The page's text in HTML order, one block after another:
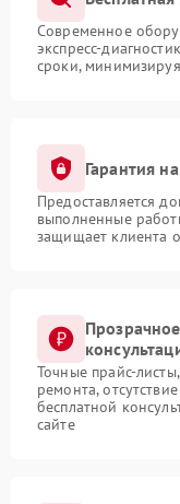
Современное
экспресс-
сроки,
Гарантия
Предоставляется
выполненные
защищает клиента
Точные прайс-
ремонта,
бесплатной
сайте